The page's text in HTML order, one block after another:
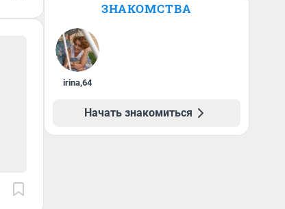
ЗНАКОМСТВА
irina,64
Начать знакомиться